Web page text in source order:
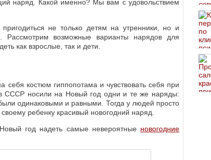
наряд. Какой именно? Мы вам с удовольствием
не только детям на утренники, но и
Рассмотрим возможные варианты нарядов для
как взрослые, так и дети.
себя костюм гиппопотама и чувствовать себя при
СССР носили на Новый год одни и те же наряды:
одинаковыми и равными. Тогда у людей просто
ребенку красивый новогодний наряд.
год надеть самые невероятные новогодние